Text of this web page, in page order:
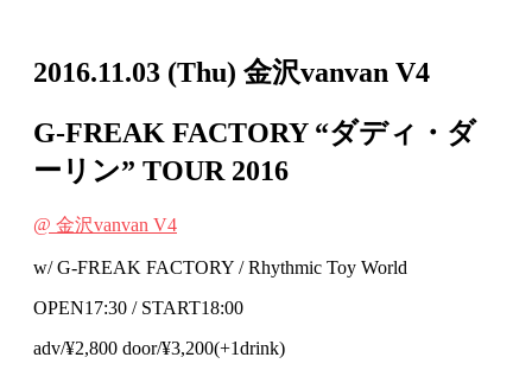
2016.11.03 (Thu) ⾦沢vanvan V4
G-FREAK FACTORY “ダディ・ダ
ーリン” TOUR 2016
@ ⾦沢vanvan V4
w/ G-FREAK FACTORY / Rhythmic Toy World
OPEN17:30 / START18:00
adv/¥2,800 door/¥3,200(+1drink)